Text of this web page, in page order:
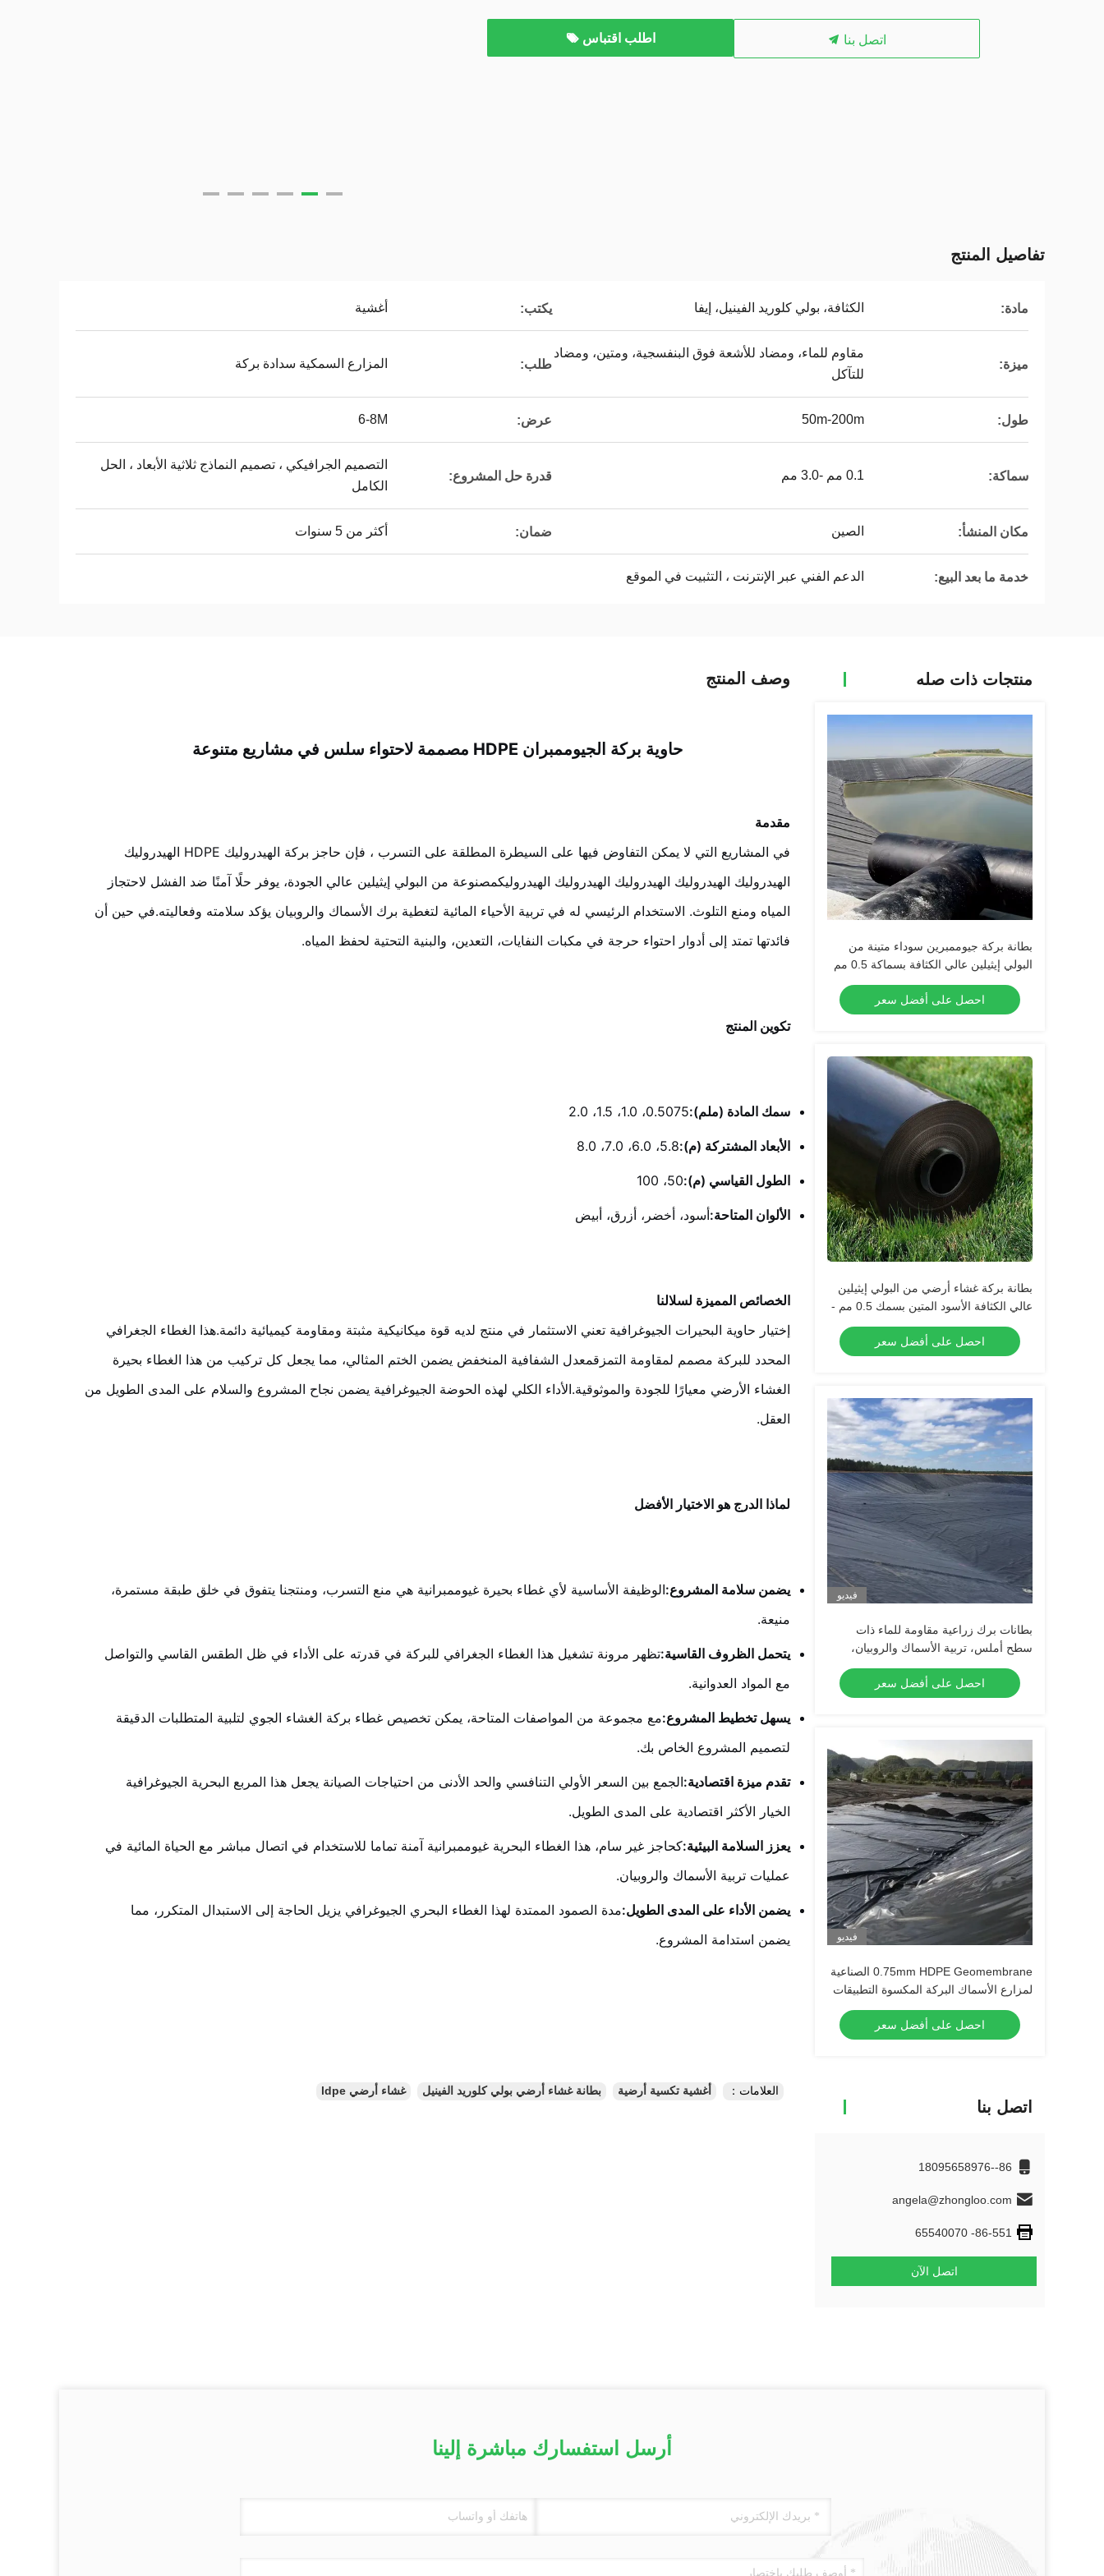
اتصل بنا اطلب اقتباس
تفاصيل المنتج
مادة: الكثافة، بولي كلوريد الفينيل، إيفا يكتب: أغشية
ميزة:
مقاوم للماء، ومضاد للأشعة فوق البنفسجية، ومتين، ومضاد
للتآكل
طلب: المزارع السمكية سدادة بركة
طول: 50m-200m عرض: 6-8M
سماكة: 0.1 مم -3.0 مم قدرة حل المشروع:
التصميم الجرافيكي ، تصميم النماذج ثلاثية الأبعاد ، الحل
الكامل
مكان المنشأ: الصين ضمان: أكثر من 5 سنوات
خدمة ما بعد البيع: الدعم الفني عبر الإنترنت ، التثبيت في الموقع
منتجات ذات صله
بطانة بركة جيوممبرين سوداء متينة من
البولي إيثيلين عالي الكثافة بسماكة 0.5 مم
- 2.0 مم لأحواض السمك الدائرية، وبرك
الاستزراع المائي، وخزانات تخزين المياه،
وتطبيقات العزل المائي للسدود
احصل على أفضل سعر
بطانة بركة غشاء أرضي من البولي إيثيلين
عالي الكثافة الأسود المتين بسمك 0.5 مم -
2.0 مم لخزانات الأسماك الدائرية، وتخزين
المياه في تربية الأحياء المائية، والخزانات،
وتطبيقات العزل المائي للسدود
احصل على أفضل سعر
فيديو
بطانات برك زراعية مقاومة للماء ذات
سطح أملس، تربية الأسماك والروبيان،
بحيرة اصطناعية، ردم نفايات، غشاء أرضي
من البولي إيثيلين عالي الكثافة
احصل على أفضل سعر
فيديو
0.75mm HDPE Geomembrane الصناعية
لمزارع الأسماك البركة المكسوة التطبيقات
العازلة على المياه سد مكب النفايات
احصل على أفضل سعر
اتصل بنا
86--18095658976
angela@zhongloo.com
86-551- 65540070
اتصل الآن
وصف المنتج
حاوية بركة الجيوممبران HDPE مصممة لاحتواء سلس في مشاريع متنوعة
مقدمة
في المشاريع التي لا يمكن التفاوض فيها على السيطرة المطلقة على التسرب ، فإن حاجز بركة الهيدروليك HDPE الهيدروليك
الهيدروليك الهيدروليك الهيدروليك الهيدروليك الهيدروليكمصنوعة من البولي إيثيلين عالي الجودة، يوفر حلًا آمنًا ضد الفشل لاحتجاز
المياه ومنع التلوث. الاستخدام الرئيسي له في تربية الأحياء المائية لتغطية برك الأسماك والروبيان يؤكد سلامته وفعاليته.في حين أن
فائدتها تمتد إلى أدوار احتواء حرجة في مكبات النفايات، التعدين، والبنية التحتية لحفظ المياه.
تكوين المنتج
سمك المادة (ملم):0.5075، 1.0، 1.5، 2.0
الأبعاد المشتركة (م):5.8، 6.0، 7.0، 8.0
الطول القياسي (م):50، 100
الألوان المتاحة:أسود، أخضر، أزرق، أبيض
الخصائص المميزة لسلالنا
إختيار حاوية البحيرات الجيوغرافية تعني الاستثمار في منتج لديه قوة ميكانيكية مثبتة ومقاومة كيميائية دائمة.هذا الغطاء الجغرافي
المحدد للبركة مصمم لمقاومة التمزقمعدل الشفافية المنخفض يضمن الختم المثالي، مما يجعل كل تركيب من هذا الغطاء بحيرة
الغشاء الأرضي معيارًا للجودة والموثوقية.الأداء الكلي لهذه الحوضة الجيوغرافية يضمن نجاح المشروع والسلام على المدى الطويل من
العقل.
لماذا الدرج هو الاختيار الأفضل
يضمن سلامة المشروع:الوظيفة الأساسية لأي غطاء بحيرة غيوممبرانية هي منع التسرب، ومنتجنا يتفوق في خلق طبقة مستمرة،
منيعة.
يتحمل الظروف القاسية:تظهر مرونة تشغيل هذا الغطاء الجغرافي للبركة في قدرته على الأداء في ظل الطقس القاسي والتواصل
مع المواد العدوانية.
يسهل تخطيط المشروع:مع مجموعة من المواصفات المتاحة، يمكن تخصيص غطاء بركة الغشاء الجوي لتلبية المتطلبات الدقيقة
لتصميم المشروع الخاص بك.
تقدم ميزة اقتصادية:الجمع بين السعر الأولي التنافسي والحد الأدنى من احتياجات الصيانة يجعل هذا المربع البحرية الجيوغرافية
الخيار الأكثر اقتصادية على المدى الطويل.
يعزز السلامة البيئية:كحاجز غير سام، هذا الغطاء البحرية غيوممبرانية آمنة تماما للاستخدام في اتصال مباشر مع الحياة المائية في
عمليات تربية الأسماك والروبيان.
يضمن الأداء على المدى الطويل:مدة الصمود الممتدة لهذا الغطاء البحري الجيوغرافي يزيل الحاجة إلى الاستبدال المتكرر، مما
يضمن استدامة المشروع.
العلامات： أغشية تكسية أرضية بطانة غشاء أرضي بولي كلوريد الفينيل غشاء أرضي ldpe
أرسل استفسارك مباشرة إلينا